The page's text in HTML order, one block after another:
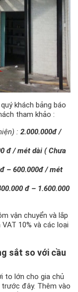
khách bảng báo
tham khảo :
: 2.000.000đ /
đ / mét dài ( Chưa
– 600.000đ / mét
đ – 1.600.000
vận chuyển và lắp
10% và các loại
sắt so với cầu
to lớn cho gia chủ
đây. Thêm vào